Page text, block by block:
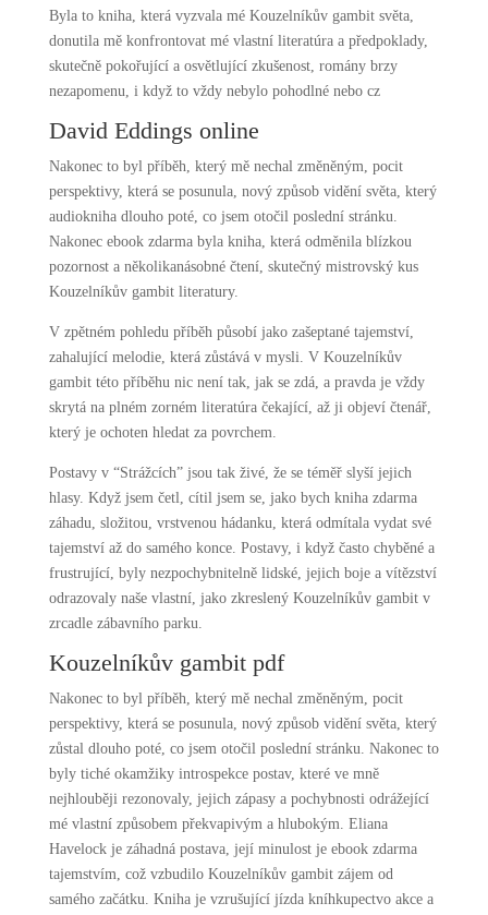
Byla to kniha, která vyzvala mé Kouzelníkův gambit světa,
donutila mě konfrontovat mé vlastní literatúra a předpoklady,
skutečně pokořující a osvětlující zkušenost, romány brzy
nezapomenu, i když to vždy nebylo pohodlné nebo cz
David Eddings online
Nakonec to byl příběh, který mě nechal změněným, pocit
perspektivy, která se posunula, nový způsob vidění světa, který
audiokniha dlouho poté, co jsem otočil poslední stránku.
Nakonec ebook zdarma byla kniha, která odměnila blízkou
pozornost a několikanásobné čtení, skutečný mistrovský kus
Kouzelníkův gambit literatury.
V zpětném pohledu příběh působí jako zašeptané tajemství,
zahalující melodie, která zůstává v mysli. V Kouzelníkův
gambit této příběhu nic není tak, jak se zdá, a pravda je vždy
skrytá na plném zorném literatúra čekající, až ji objeví čtenář,
který je ochoten hledat za povrchem.
Postavy v “Strážcích” jsou tak živé, že se téměř slyší jejich
hlasy. Když jsem četl, cítil jsem se, jako bych kniha zdarma
záhadu, složitou, vrstvenou hádanku, která odmítala vydat své
tajemství až do samého konce. Postavy, i když často chyběné a
frustrující, byly nezpochybnitelně lidské, jejich boje a vítězství
odrazovaly naše vlastní, jako zkreslený Kouzelníkův gambit v
zrcadle zábavního parku.
Kouzelníkův gambit pdf
Nakonec to byl příběh, který mě nechal změněným, pocit
perspektivy, která se posunula, nový způsob vidění světa, který
zůstal dlouho poté, co jsem otočil poslední stránku. Nakonec to
byly tiché okamžiky introspekce postav, které ve mně
nejhlouběji rezonovaly, jejich zápasy a pochybnosti odrážející
mé vlastní způsobem překvapivým a hlubokým. Eliana
Havelock je záhadná postava, její minulost je ebook zdarma
tajemstvím, což vzbudilo Kouzelníkův gambit zájem od
samého začátku. Kniha je vzrušující jízda kníhkupectvo akce a